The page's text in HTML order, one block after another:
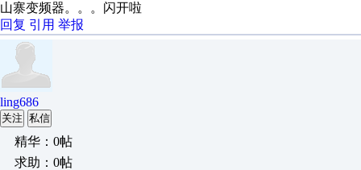
山寨变频器。。。闪开啦
回复 引用 举报
ling686
关注 私信
精华：0帖
求助：0帖